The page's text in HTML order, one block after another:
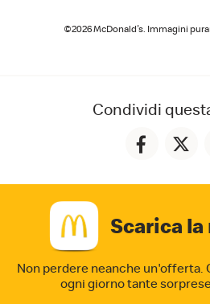
©2026 McDonald's. Immagini
Condividi
Scarica la
Non perdere neanche un'offerta.
ogni giorno tante